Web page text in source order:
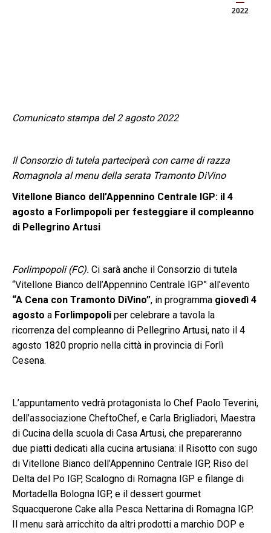
2022
Comunicato stampa del 2 agosto 2022
Il Consorzio di tutela parteciperà con carne di razza
Romagnola al menu della serata Tramonto DiVino
Vitellone Bianco dell’Appennino Centrale IGP: il 4
agosto a Forlimpopoli per festeggiare il compleanno
di Pellegrino Artusi
Forlimpopoli (FC). Ci sarà anche il Consorzio di tutela
“Vitellone Bianco dell’Appennino Centrale IGP” all’evento
“A Cena con Tramonto DiVino”, in programma giovedì 4
agosto a Forlimpopoli per celebrare a tavola la
ricorrenza del compleanno di Pellegrino Artusi, nato il 4
agosto 1820 proprio nella città in provincia di Forlì
Cesena.
L’appuntamento vedrà protagonista lo Chef Paolo Teverini,
dell’associazione CheftoChef, e Carla Brigliadori, Maestra
di Cucina della scuola di Casa Artusi, che prepareranno
due piatti dedicati alla cucina artusiana: il Risotto con sugo
di Vitellone Bianco dell’Appennino Centrale IGP, Riso del
Delta del Po IGP, Scalogno di Romagna IGP e filange di
Mortadella Bologna IGP, e il dessert gourmet
Squacquerone Cake alla Pesca Nettarina di Romagna IGP.
Il menu sarà arricchito da altri prodotti a marchio DOP e